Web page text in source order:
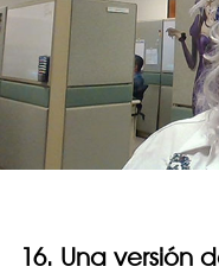
16. Una versión